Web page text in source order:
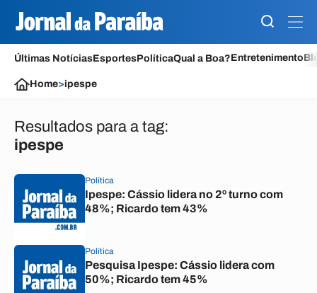
Últimas NotíciasEsportesPolíticaQual a Boa?Entretenimento
Home>ipespe
Resultados para a tag:
ipespe
Política
Ipespe: Cássio lidera no 2º turno com
48%; Ricardo tem 43%
Política
Pesquisa Ipespe: Cássio lidera com
50%; Ricardo tem 45%